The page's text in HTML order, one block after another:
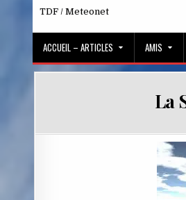
TDF / Meteonet
ACCUEIL – ARTICLES AMIS
La